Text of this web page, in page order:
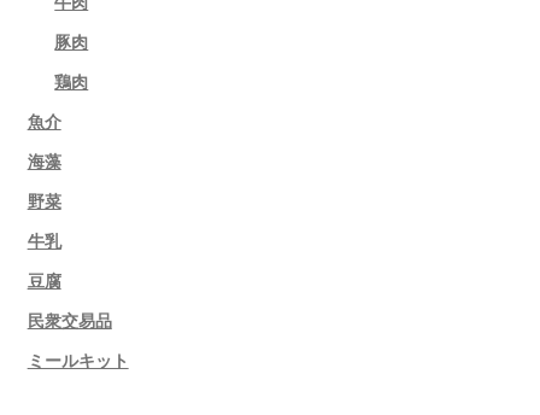
豚肉
鶏肉
魚介
海藻
野菜
牛乳
豆腐
民衆交易品
ミールキット